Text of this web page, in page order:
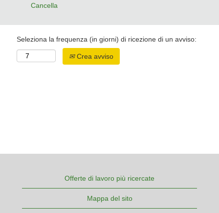
Cancella
Seleziona la frequenza (in giorni) di ricezione di un avviso:
Crea avviso
Offerte di lavoro più ricercate
Mappa del sito